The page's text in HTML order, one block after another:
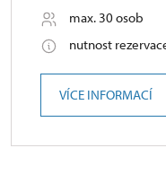
max. 30 osob
nutnost
VÍCE INFORMACÍ